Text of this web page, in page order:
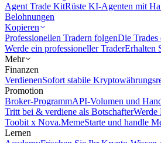
Agent Trade KitRüste KI-Agenten mit
Belohnungen
Kopieren
Professionellen Tradern folgenDie Trades
Werde ein professioneller TraderErhalten
Mehr
Finanzen
VerdienenSofort stabile
Promotion
Broker-ProgrammAPI-Volumen und
Tritt bei & verdiene als BotschafterWerde
Toobit x Nova.MemeStarte und handle
Lernen